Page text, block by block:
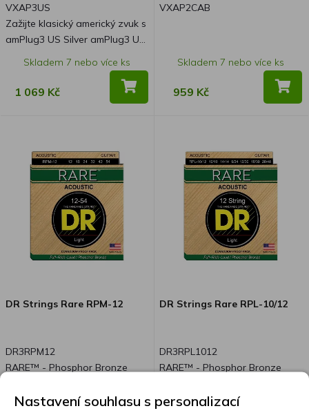
VXAP3US
Zažijte klasický americký zvuk s
amPlug3 US Silver amPlug3 US
legendárního amerického
komba. CH1 nabízí vřelý, čistý
tón, a CH2 poskytuje elegantní
jednoduchých sluchátkových
zesilovačů amPlug pro kytaristy
i basisty nabízí celou řadou
typů aparátů, z nichž každý
poskytuje ikonický a okamžitě
rozpoznatelný zvuk zesilovače.
amPlug3 hudebníkům poskytuje
ideální nástroj pro cvičení,
zvuku. S autentickým zvukem a
mnohem příjemnější! Vedle
výjimečných zvuků aparátů
zabudované nadupané stereo
Skladem 7 nebo více ks
1 069 Kč
VXAP2CAB
Skladem 7 nebo více ks
959 Kč
DR Strings Rare RPM-12
DR3RPM12
RARE™ - Phosphor Bronze
12-54
Skladem 7 nebo více ks
DR Strings Rare RPL-10/12
DR3RPL1012
RARE™ - Phosphor Bronze
String Extra Light 10-48
Skladem 7 nebo více ks
Nastavení souhlasu s personalizací